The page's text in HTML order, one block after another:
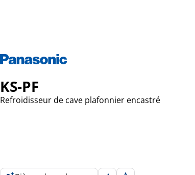
KS-PF
Refroidisseur de cave plafonnier encastré